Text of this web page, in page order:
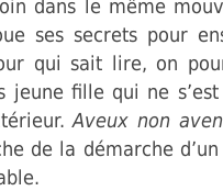
dans le même
ses secrets pour
qui sait lire, on
jeune fille qui ne
Aveux non
de la démarche